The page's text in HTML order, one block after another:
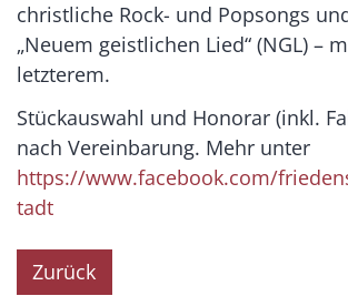
christliche Rock- und Popsongs
„Neuem geistlichen Lied“ (NGL) –
letzterem.
Stückauswahl und Honorar (inkl.
nach Vereinbarung. Mehr unter
https://www.facebook.com/
tadt
Zurück